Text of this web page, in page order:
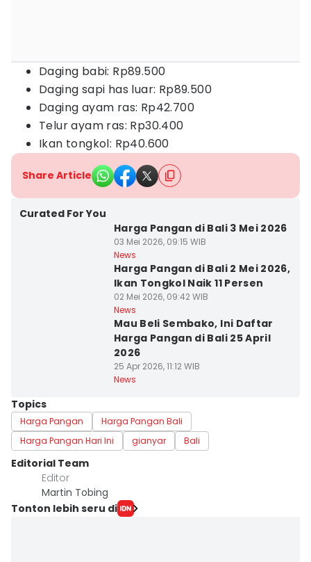
Daging babi: Rp89.500
Daging sapi has luar: Rp89.500
Daging ayam ras: Rp42.700
Telur ayam ras: Rp30.400
Ikan tongkol: Rp40.600
Share Article
Curated For You
Harga Pangan di Bali 3 Mei 2026
03 Mei 2026, 09:15 WIB
News
Harga Pangan di Bali 2 Mei 2026,
Ikan Tongkol Naik 11 Persen
02 Mei 2026, 09:42 WIB
News
Mau Beli Sembako, Ini Daftar
Harga Pangan di Bali 25 April
2026
25 Apr 2026, 11:12 WIB
News
Topics
Harga Pangan
Harga Pangan Bali
Harga Pangan Hari Ini
gianyar Bali
Editorial Team
Editor
Martin Tobing
Tonton lebih seru di